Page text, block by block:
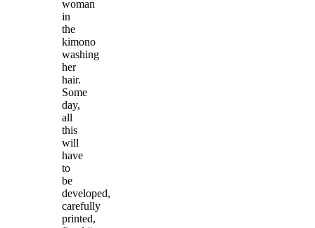
woman
in
the
kimono
washing
her
hair.
Some
day,
all
this
will
have
to
be
developed,
carefully
printed,